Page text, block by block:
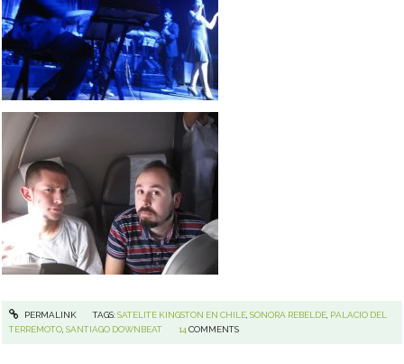
PERMALINK TAGS:SATELITE KINGSTON EN CHILE, SONORA REBELDE, PALACIO DEL
TERREMOTO ,SANTIAGO DOWNBEAT 14 COMMENTS